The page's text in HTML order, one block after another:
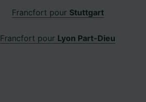
Francfort pour Stuttgart
Francfort pour Lyon Part-Dieu